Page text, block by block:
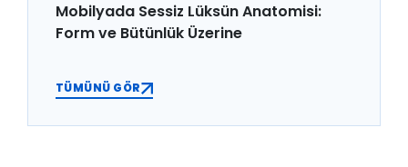
Mobilyada Sessiz Lüksün Anatomisi:
Form ve Bütünlük Üzerine
TÜMÜNÜ GÖR